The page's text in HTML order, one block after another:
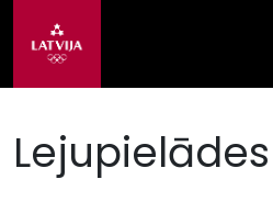
Lejupielādes